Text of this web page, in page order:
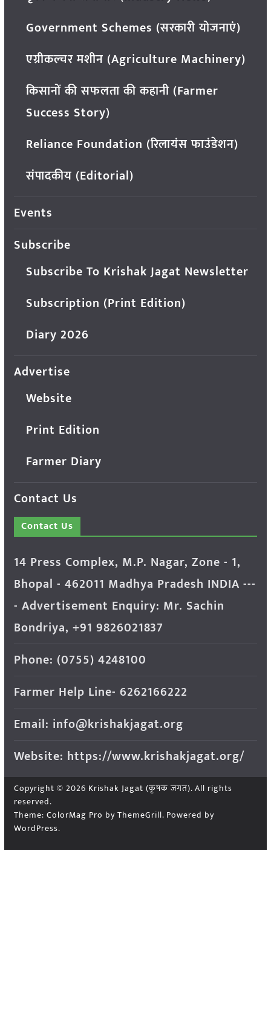
Government Schemes (सरकारी योजनाएं)
एग्रीकल्चर मशीन (Agriculture Machinery)
किसानों की सफलता की कहानी (Farmer
Success Story)
Reliance Foundation (रिलायंस फाउंडेशन)
संपादकीय (Editorial)
Events
Subscribe
Subscribe To Krishak Jagat Newsletter
Subscription (Print Edition)
Diary 2026
Advertise
Website
Print Edition
Farmer Diary
Contact Us
Contact Us
14 Press Complex, M.P. Nagar, Zone - 1,
Bhopal - 462011 Madhya Pradesh INDIA ---
- Advertisement Enquiry: Mr. Sachin
Bondriya, +91 9826021837
Phone: (0755) 4248100
Farmer Help Line- 6262166222
Email: info@krishakjagat.org
Website: https://www.krishakjagat.org/
Copyright © 2026 Krishak Jagat (कृषक जगत). All rights
reserved.
Theme: ColorMag Pro by ThemeGrill. Powered by
WordPress.